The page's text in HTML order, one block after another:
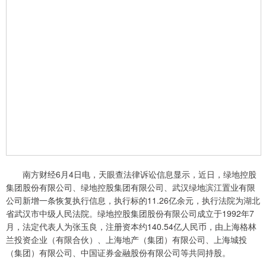
南方财经6月4日电，天眼查法律诉讼信息显示，近日，绿地控股
集团股份有限公司、绿地控股集团有限公司、武汉绿地滨江置业有限
公司新增一条恢复执行信息，执行标的11.26亿余元，执行法院为湖北
省武汉市中级人民法院。绿地控股集团股份有限公司成立于1992年7
月，法定代表人为张玉良，注册资本约140.54亿人民币，由上海格林
兰投资企业（有限合伙）、上海地产（集团）有限公司、上海城投
（集团）有限公司、中国证券金融股份有限公司等共同持股。